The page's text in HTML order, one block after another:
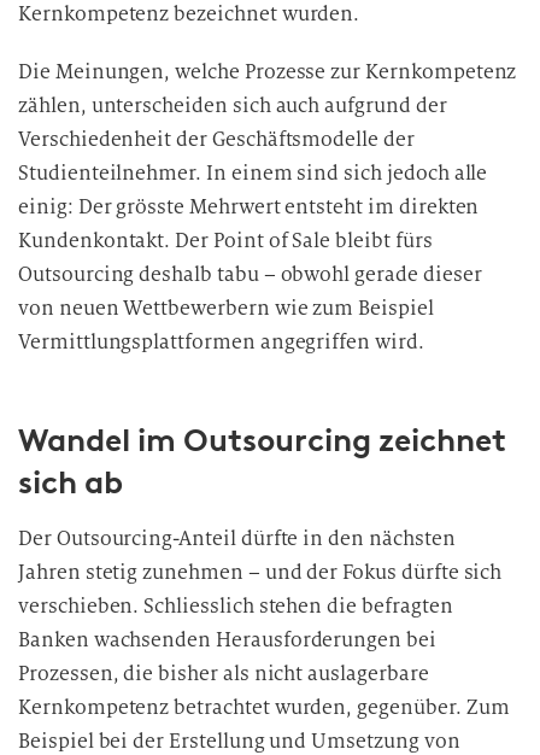
Kernkompetenz bezeichnet wurden.
Die Meinungen, welche Prozesse zur Kernkompetenz
zählen, unterscheiden sich auch aufgrund der
Verschiedenheit der Geschäftsmodelle der
Studienteilnehmer. In einem sind sich jedoch alle
einig: Der grösste Mehrwert entsteht im direkten
Kundenkontakt. Der Point of Sale bleibt fürs
Outsourcing deshalb tabu – obwohl gerade dieser
von neuen Wettbewerbern wie zum Beispiel
Vermittlungsplattformen angegriffen wird.
Wandel im Outsourcing zeichnet
sich ab
Der Outsourcing-Anteil dürfte in den nächsten
Jahren stetig zunehmen – und der Fokus dürfte sich
verschieben. Schliesslich stehen die befragten
Banken wachsenden Herausforderungen bei
Prozessen, die bisher als nicht auslagerbare
Kernkompetenz betrachtet wurden, gegenüber. Zum
Beispiel bei der Erstellung und Umsetzung von